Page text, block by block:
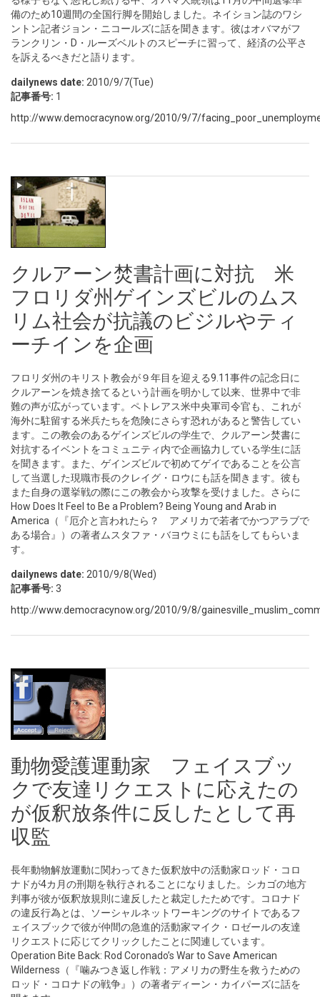
備のため10週間の全国行脚を開始しました。ネイション誌のワシ
ントン記者ジョン・ニコールズに話を聞きます。彼はオバマがフ
ランクリン・D・ルーズベルトのスピーチに習って、経済の公平さ
を訴えるべきだと語ります。
dailynews date: 2010/9/7(Tue)
記事番号: 1
http://www.democracynow.org/2010/9/7/
クルアーン焚書計画に対抗 米
フロリダ州ゲインズビルのムス
リム社会が抗議のビジルやティ
ーチインを企画
フロリダ州のキリスト教会が９年目を迎える9.11事件の記念日に
クルアーンを焼き捨てるという計画を明かして以来、世界中で非
難の声が広がっています。ペトレアス米中央軍司令官も、これが
海外に駐留する米兵たちを危険にさらす恐れがあると警告してい
ます。この教会のあるゲインズビルの学生で、クルアーン焚書に
対抗するイベントをコミュニティ内で企画協力している学生に話
を聞きます。また、ゲインズビルで初めてゲイであることを公言
して当選した現職市長のクレイグ・ロウにも話を聞きます。彼も
また自身の選挙戦の際にこの教会から攻撃を受けました。さらに
How Does It Feel to Be a Problem? Being Young and Arab in
America（『厄介と言われたら？ アメリカで若者でかつアラブで
ある場合』）の著者ムスタファ・バヨウミにも話をしてもらいま
す。
dailynews date: 2010/9/8(Wed)
記事番号: 3
http://www.democracynow.org/2010/9/8/
動物愛護運動家 フェイスブッ
クで友達リクエストに応えたの
が仮釈放条件に反したとして再
収監
長年動物解放運動に関わってきた仮釈放中の活動家ロッド・コロ
ナドが4カ月の刑期を執行されることになりました。シカゴの地方
判事が彼が仮釈放規則に違反したと裁定したためです。コロナド
の違反行為とは、ソーシャルネットワーキングのサイトであるフ
ェイスブックで彼が仲間の急進的活動家マイク・ロゼールの友達
リクエストに応じてクリックしたことに関連しています。
Operation Bite Back: Rod Coronado’s War to Save American
Wilderness（『噛みつき返し作戦：アメリカの野生を救うための
ロッド・コロナドの戦争』）の著者ディーン・カイパーズに話を